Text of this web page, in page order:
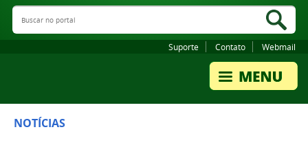
Buscar no portal
Suporte Contato Webmail
NOTÍCIAS